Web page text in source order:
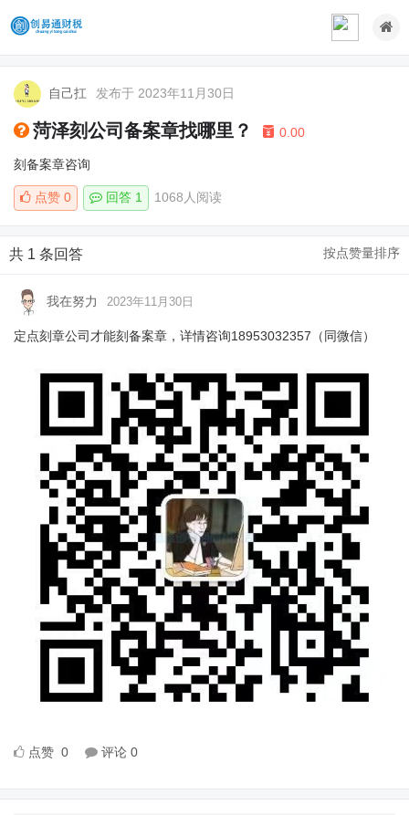
自己扛 发布于 2023年11月30日
菏泽刻公司备案章找哪里？ 0.00
刻备案章咨询
点赞 0 回答 1 1068人阅读
共 1 条回答 按点赞量排序
我在努力 2023年11月30日
定点刻章公司才能刻备案章，详情咨询18953032357（同微信）
点赞 0 评论 0